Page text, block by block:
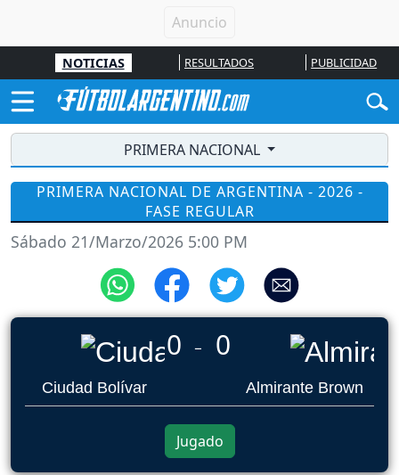
NOTICIAS RESULTADOS PUBLICIDAD
PRIMERA NACIONAL
PRIMERA NACIONAL DE ARGENTINA - 2026 -
FASE REGULAR
Sábado 21/Marzo/2026 5:00 PM
Ciudad Bolívar
0 _ 0
Almirante Brown
Jugado